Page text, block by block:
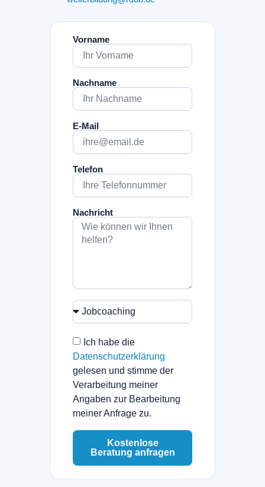
Vorname
Nachname
E-Mail
Telefon
Nachricht
Ich habe die
Datenschutzerklärung
gelesen und stimme der
Verarbeitung meiner
Angaben zur Bearbeitung
meiner Anfrage zu.
Kostenlose
Beratung anfragen